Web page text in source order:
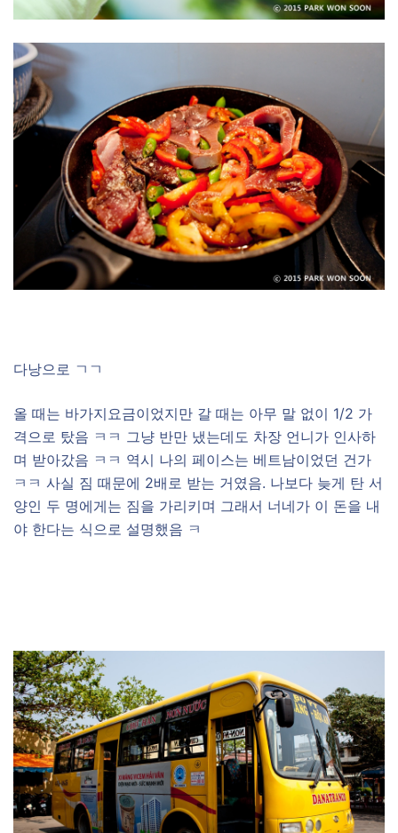
다낭으로 ㄱㄱ
올 때는 바가지요금이었지만 갈 때는 아무 말 없이 1/2 가
격으로 탔음 ㅋㅋ 그냥 반만 냈는데도 차장 언니가 인사하
며 받아갔음 ㅋㅋ 역시 나의 페이스는 베트남이었던 건가
ㅋㅋ 사실 짐 때문에 2배로 받는 거였음. 나보다 늦게 탄 서
양인 두 명에게는 짐을 가리키며 그래서 너네가 이 돈을 내
야 한다는 식으로 설명했음 ㅋ